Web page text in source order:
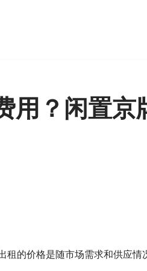
用？闲置京
的价格是随市场需求和供应情